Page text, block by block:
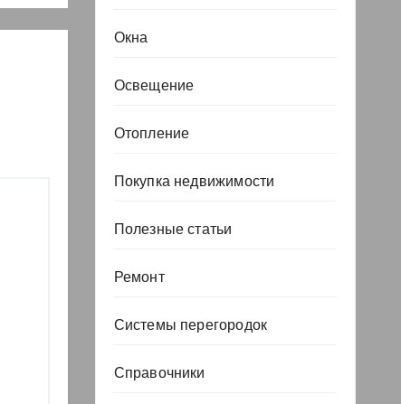
Окна
Освещение
Отопление
Покупка недвижимости
Полезные статьи
Ремонт
Системы перегородок
Справочники